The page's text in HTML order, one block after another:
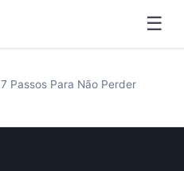
☰
7 Passos Para Não Perder